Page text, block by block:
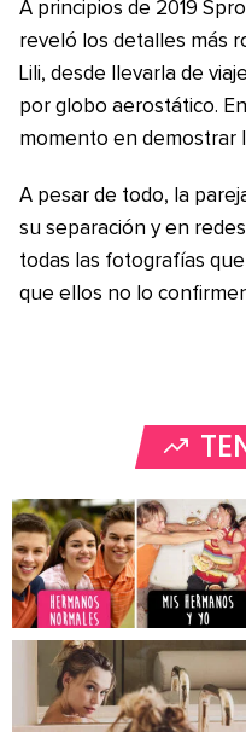
A principios de 2019
reveló los detalles más
Lili, desde llevarla de
por globo aerostático.
momento en demostrar
A pesar de todo, la
su separación y en
todas las fotografías
que ellos no lo